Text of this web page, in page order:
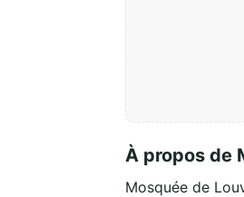
À propos de
Mosquée de